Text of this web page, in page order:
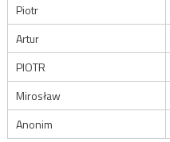
Piotr
Artur
PIOTR
Mirosław
Anonim